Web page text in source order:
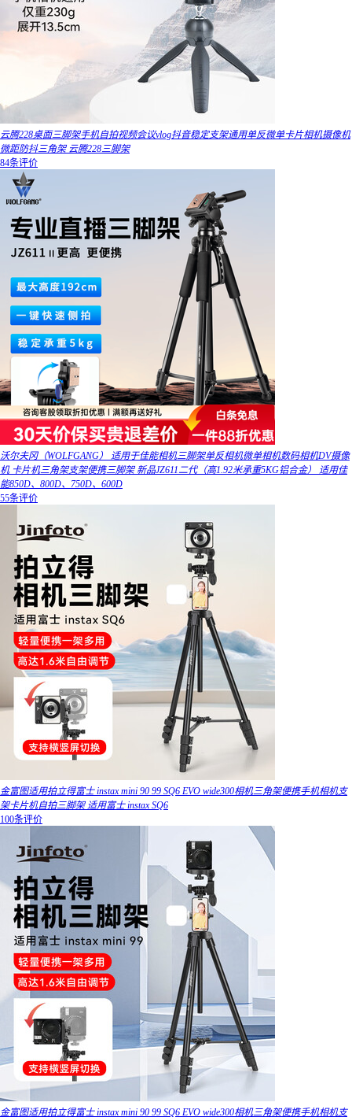
云腾228桌面三脚架手机自拍视频会议vlog抖音稳定支架通用单反微单卡片相机摄像机
微距防抖三角架 云腾228三脚架
84条评价
沃尔夫冈（WOLFGANG） 适用于佳能相机三脚架单反相机微单相机数码相机DV摄像
机 卡片机三角架支架便携三脚架 新品JZ611二代（高1.92米承重5KG铝合金） 适用佳
能850D、800D、750D、600D
55条评价
金富图适用拍立得富士 instax mini 90 99 SQ6 EVO wide300相机三角架便携手机相机支
架卡片机自拍三脚架 适用富士 instax SQ6
100条评价
金富图适用拍立得富士 instax mini 90 99 SQ6 EVO wide300相机三角架便携手机相机支